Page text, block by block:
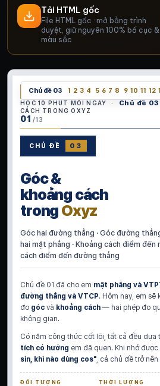
Tải HTML gốc
File HTML gốc · mở bằng trình
duyệt, giữ nguyên 100% bố cục &
màu sắc